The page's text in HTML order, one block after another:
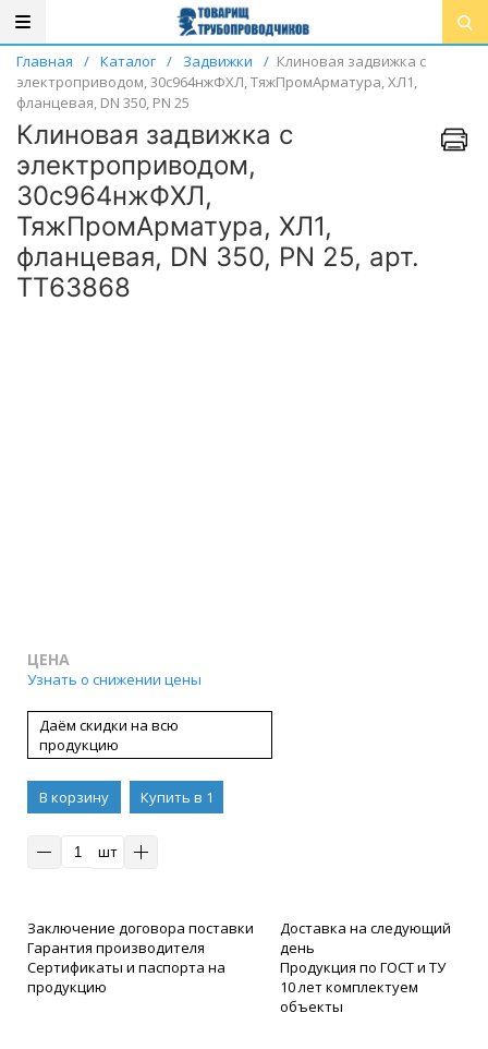
Главная / Каталог / Задвижки / Клиновая задвижка с
электроприводом, 30с964нжФХЛ, ТяжПромАрматура, ХЛ1,
фланцевая, DN 350, PN 25
Клиновая задвижка с
электроприводом,
30с964нжФХЛ,
ТяжПромАрматура, ХЛ1,
фланцевая, DN 350, PN 25, арт.
ТТ63868
ЦЕНА
Узнать о снижении цены
Даём скидки на всю
продукцию
В корзину
Купить в 1
шт
Заключение договора поставки
Гарантия производителя
Сертификаты и паспорта на
продукцию
Доставка на следующий
день
Продукция по ГОСТ и ТУ
10 лет комплектуем
объекты